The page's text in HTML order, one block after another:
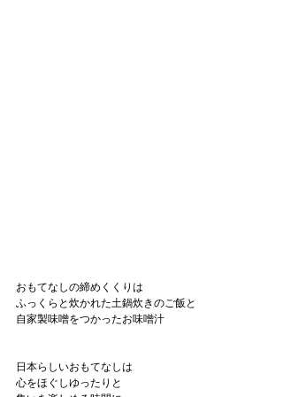
おもてなしの締めくくりは
ふっくらと炊かれた土鍋炊きのご飯と
自家製味噌をつかったお味噌汁
日本らしいおもてなしは
心をほぐしゆったりと